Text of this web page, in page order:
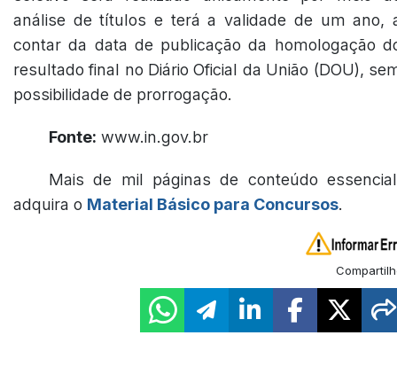
análise de títulos e terá a validade de um ano,
contar da data de publicação da homologação
resultado final no Diário Oficial da União (DOU),
possibilidade de prorrogação.
Fonte: www.in.gov.br
Mais de mil páginas de conteúdo
adquira o Material Básico para Concursos.